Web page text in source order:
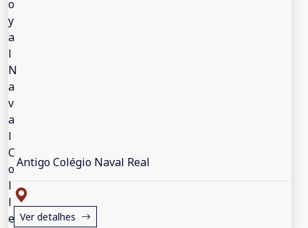
Antigo Colégio Naval Real
Ver detalhes